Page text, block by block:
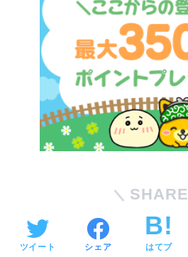
SHARE
ツイート シェア はてブ